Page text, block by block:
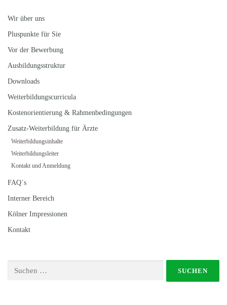
Wir über uns
Pluspunkte für Sie
Vor der Bewerbung
Ausbildungsstruktur
Downloads
Weiterbildungscurricula
Kostenorientierung & Rahmenbedingungen
Zusatz-Weiterbildung für Ärzte
Weiterbildungsinhalte
Weiterbildungsleiter
Kontakt und Anmeldung
FAQ´s
Interner Bereich
Kölner Impressionen
Kontakt